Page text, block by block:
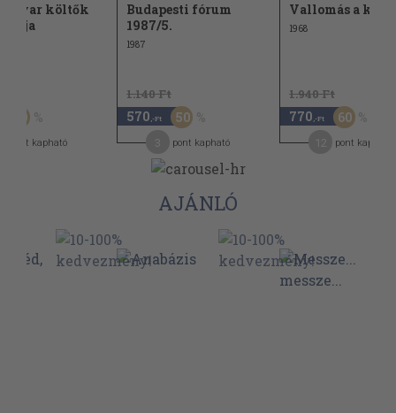
költők
50
pont kapható
Budapesti fórum
1987/5.
1987
1.140 Ft
570 ,-Ft 50
pont kapható
Vallomás a
1968
1.940 Ft
770 ,-Ft 60
pont kapható
AJÁNLÓ